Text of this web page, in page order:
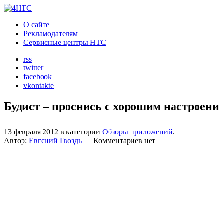
О сайте
Рекламодателям
Сервисные центры HTC
rss
twitter
facebook
vkontakte
Будист – проснись с хорошим
13 февраля 2012 в категории Обзоры приложений.
Автор: Евгений Гвоздь Комментариев нет